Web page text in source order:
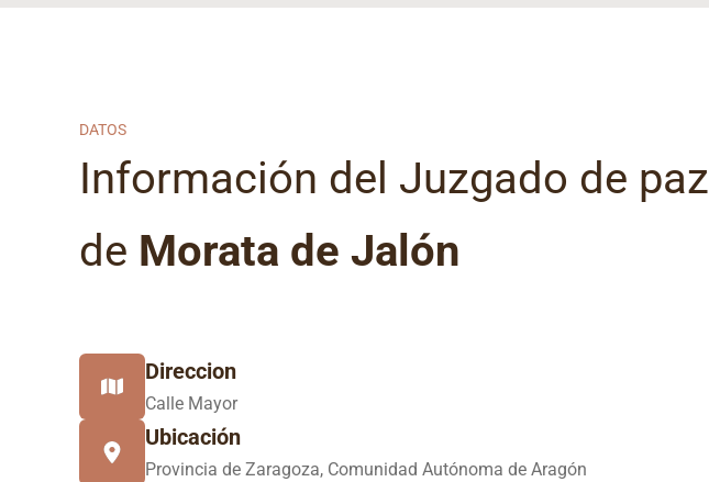
DATOS
Información del Juzgado de paz
de Morata de Jalón
Direccion
Calle Mayor
Ubicación
Provincia de Zaragoza, Comunidad Autónoma de Aragón